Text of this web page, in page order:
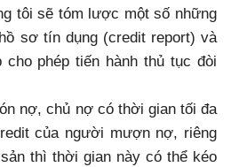
tôi sẽ tóm lược một số những
sơ tín dụng (credit report) và
phép tiến hành thủ tục đòi
nợ, chủ nợ có thời gian tối đa
của người mượn nợ, riêng
thì thời gian này có thể kéo